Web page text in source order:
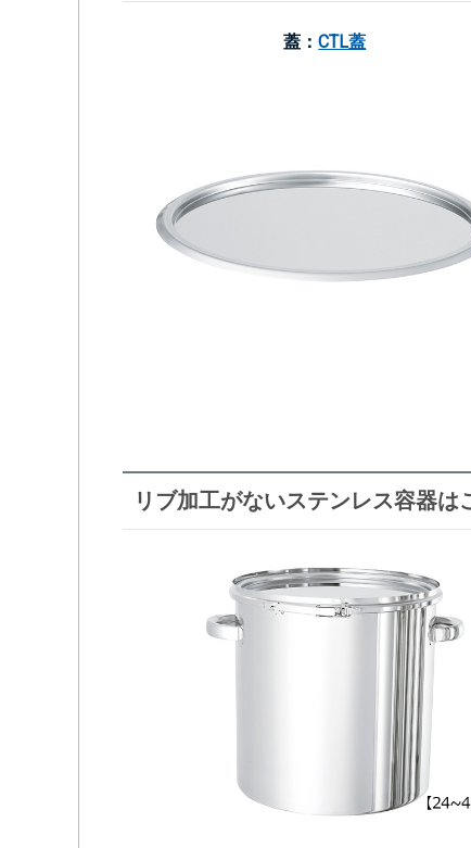
蓋：CTL蓋
リブ加工がないステンレス容器は